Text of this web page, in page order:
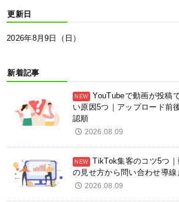
更新日
2026年8月9日（日）
新着記事
YouTubeで動画が投稿
い原因5つ｜アップロード前
認順
2026.08.09
TikTok集客のコツ5つ｜
の見せ方から問い合わせ導線
2026.08.09